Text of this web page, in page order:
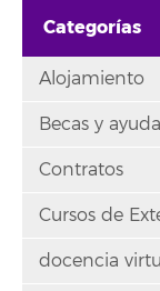
Categorías
Alojamiento
Becas y
Contratos
Cursos de
docencia